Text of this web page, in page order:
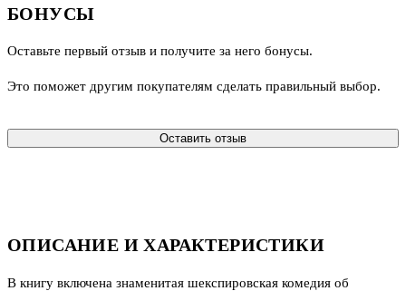
ОПИСАНИЕ И ХАРАКТЕРИСТИКИ
В книгу включена знаменитая шекспировская комедия об
БОНУСЫ
Оставьте первый отзыв и получите за него бонусы.
Это поможет другим покупателям сделать правильный выбор.
Оставить отзыв